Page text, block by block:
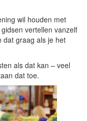
wil houden met
vertellen vanzelf
dat graag als je het
als dat kan – veel
dat toe.